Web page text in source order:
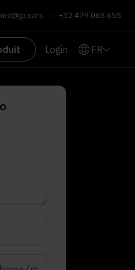
• +32 479 068 655
Login FR